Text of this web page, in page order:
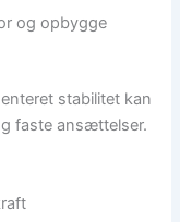
og opbygge
stabilitet kan
faste ansættelser.